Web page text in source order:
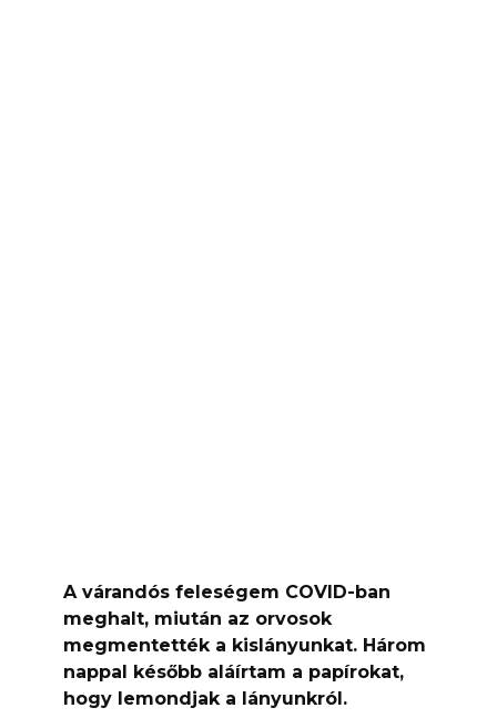
A várandós feleségem COVID-ban
meghalt, miután az orvosok
megmentették a kislányunkat. Három
nappal később aláírtam a papírokat,
hogy lemondjak a lányunkról.